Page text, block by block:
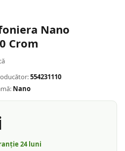
Nano
Crom
554231110
Nano
24luni